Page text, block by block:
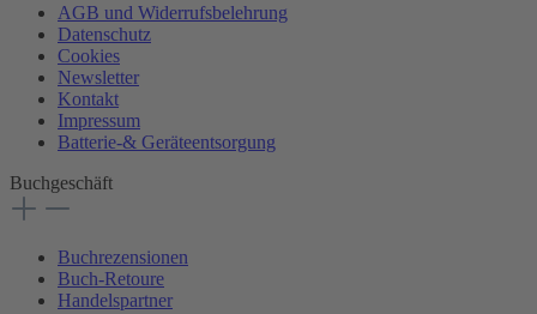
AGB und Widerrufsbelehrung
Datenschutz
Cookies
Newsletter
Kontakt
Impressum
Batterie-& Geräteentsorgung
Buchgeschäft
Buchrezensionen
Buch-Retoure
Handelspartner